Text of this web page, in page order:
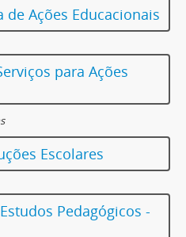
Ações Educacionais
para Ações
Escolares
Pedagógicos -